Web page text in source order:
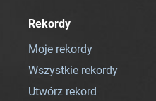
Rekordy
Moje rekordy
Wszystkie rekordy
Utwórz rekord